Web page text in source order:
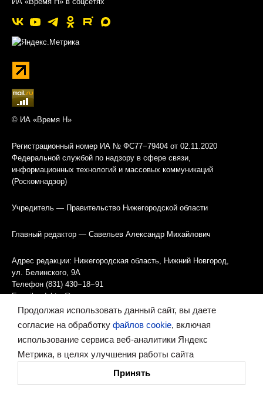
© ИА «Время Н»
Регистрационный номер ИА № ФС77−79404 от 02.11.2020
Федеральной службой по надзору в сфере связи,
информационных технологий и массовых коммуникаций
(Роскомнадзор)
Учредитель — Правительство Нижегородской области
Главный редактор — Савельев Александр Михайлович
Адрес редакции: Нижегородская область, Нижний Новгород,
ул. Белинского, 9А
Телефон (831) 430−18−91
E-mailredaktor@vremyan.ru
Информация об агентстве
Правила использования материалов
Информационная политика использования «cookies»-файлов
Ресурс содержит материалы 16+
Продолжая использовать данный сайт, вы даете
согласие на обработку файлов cookie, включая
использование сервиса веб-аналитики Яндекс
Метрика, в целях улучшения работы сайта
Принять